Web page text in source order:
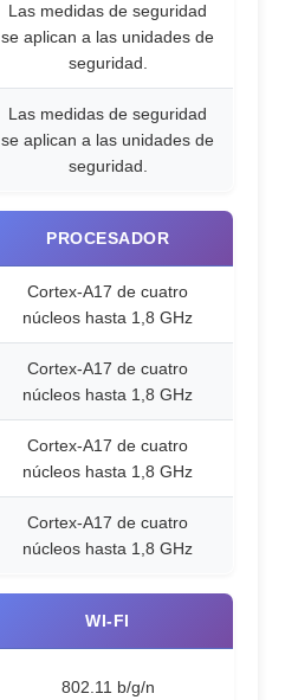
Las medidas de seguridad
se aplican a las unidades de
seguridad.
Las medidas de seguridad
se aplican a las unidades de
seguridad.
PROCESADOR
Cortex-A17 de cuatro
núcleos hasta 1,8 GHz
Cortex-A17 de cuatro
núcleos hasta 1,8 GHz
Cortex-A17 de cuatro
núcleos hasta 1,8 GHz
Cortex-A17 de cuatro
núcleos hasta 1,8 GHz
WI-FI
802.11 b/g/n